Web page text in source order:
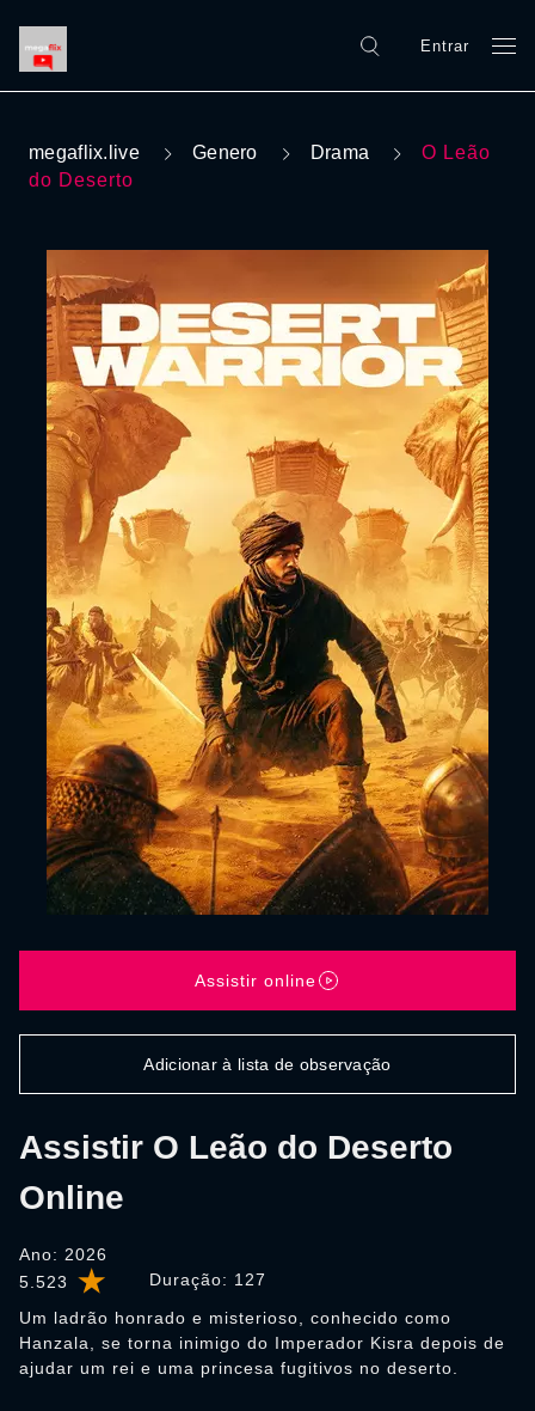
Entrar
megaflix.live Genero Drama
O Leão
do Deserto
5.523 Duração: 127
Assistir O Leão do Deserto
Online
Ano: 2026
Um ladrão honrado e misterioso, conhecido como
Hanzala, se torna inimigo do Imperador Kisra depois de
ajudar um rei e uma princesa fugitivos no deserto.
Assistir online
Adicionar à lista de observação